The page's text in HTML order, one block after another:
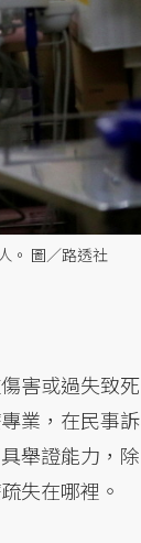
。 圖／路透社
害或過失致死
業，在民事訴
舉證能力，除
失在哪裡。